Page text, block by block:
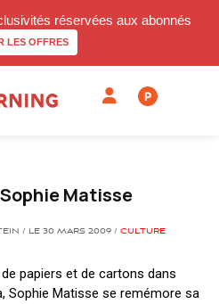
réservées aux abonnés
LES OFFRES
P
Matisse
/ LE 30 MARS 2009 / CULTURE
papiers et de cartons dans
Sophie Matisse se remémore sa